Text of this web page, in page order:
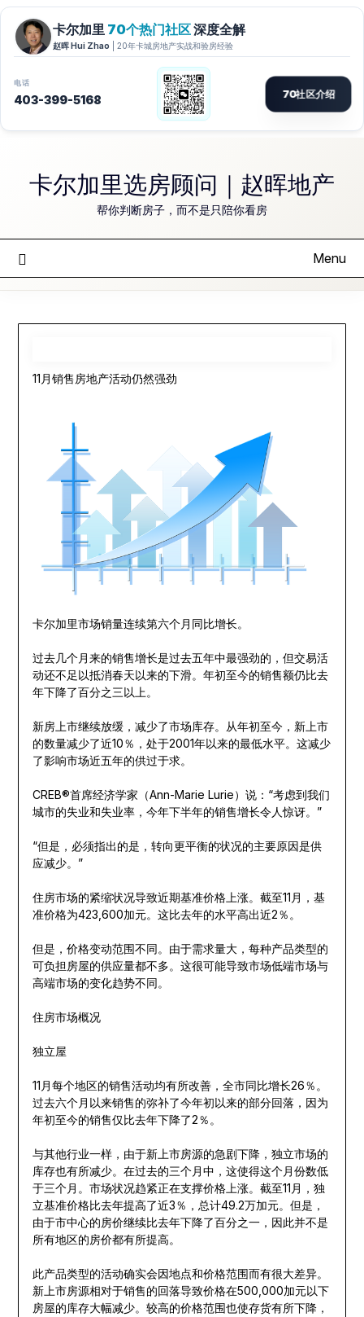
content卡尔加里选房顾问｜赵晖地产
帮你判断房子，而不是只陪你看房
Menu
11月销售房地产活动仍然强劲
卡尔加里市场销量连续第六个月同比增长。
过去几个月来的销售增长是过去五年中最强劲的，但交易活
动还不足以抵消春天以来的下滑。年初至今的销售额仍比去
年下降了百分之三以上。
新房上市继续放缓，减少了市场库存。从年初至今，新上市
的数量减少了近10％，处于2001年以来的最低水平。这减少
了影响市场近五年的供过于求。
CREB®首席经济学家（Ann-Marie Lurie）说：“考虑到我们
城市的失业和失业率，今年下半年的销售增长令人惊讶。”
“但是，必须指出的是，转向更平衡的状况的主要原因是供
应减少。”
住房市场的紧缩状况导致近期基准价格上涨。截至11月，基
准价格为423,600加元。这比去年的水平高出近2％。
但是，价格变动范围不同。由于需求量大，每种产品类型的
可负担房屋的供应量都不多。这很可能导致市场低端市场与
高端市场的变化趋势不同。
住房市场概况
独立屋
11月每个地区的销售活动均有所改善，全市同比增长26％。
过去六个月以来销售的弥补了今年初以来的部分回落，因为
年初至今的销售仅比去年下降了2％。
与其他行业一样，由于新上市房源的急剧下降，独立市场的
库存也有所减少。在过去的三个月中，这使得这个月份数低
于三个月。市场状况趋紧正在支撑价格上涨。截至11月，独
立基准价格比去年提高了近3％，总计49.2万加元。但是，
由于市中心的房价继续比去年下降了百分之一，因此并不是
所有地区的房价都有所提高。
此产品类型的活动确实会因地点和价格范围而有很大差异。
新上市房源相对于销售的回落导致价格在500,000加元以下
房屋的库存大幅减少。较高的价格范围也使存货有所下降，